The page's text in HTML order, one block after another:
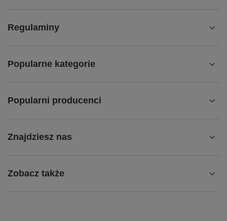
Regulaminy
Popularne kategorie
Popularni producenci
Znajdziesz nas
Zobacz także